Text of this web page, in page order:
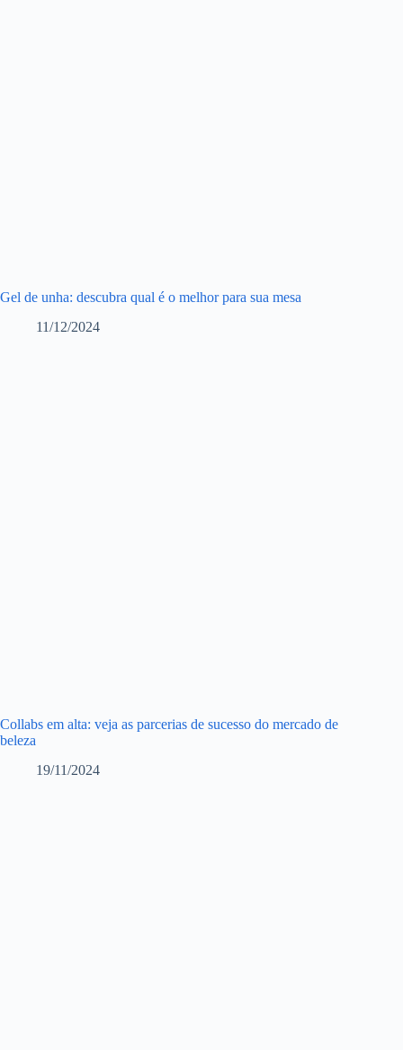
Gel de unha: descubra qual é o melhor para sua mesa
11/12/2024
Collabs em alta: veja as parcerias de sucesso do mercado de
beleza
19/11/2024